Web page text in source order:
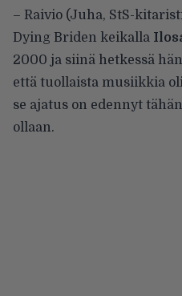
– Raivio (Juha, StS-
Dying Briden keikalla
2000 ja siinä hetkessä
että tuollaista musiikkia
se ajatus on edennyt
ollaan.